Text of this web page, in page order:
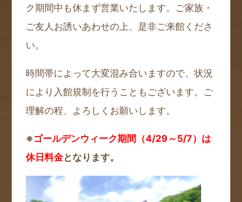
ク期間中も休まず営業いたします。ご家族・
ご友人お誘いあわせの上、是非ご来館くださ
い。
時間帯によって大変混み合いますので、状況
により入館規制を行うこともございます。ご
理解の程、よろしくお願いします。
※ゴールデンウィーク期間（4/29～5/7）は
休日料金となります。